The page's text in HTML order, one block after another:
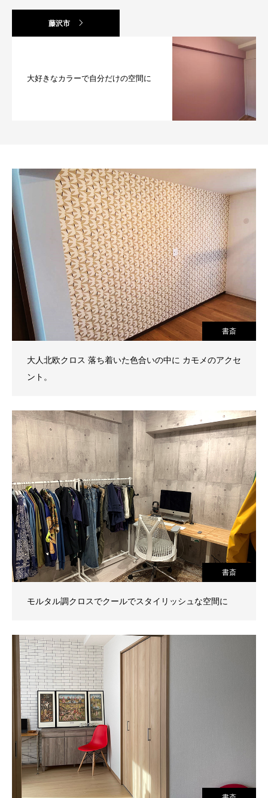
藤沢市
大好きなカラーで自分だけの空間に
書斎
大人北欧クロス 落ち着いた色合いの中に カモメのアクセ
ント。
書斎
モルタル調クロスでクールでスタイリッシュな空間に